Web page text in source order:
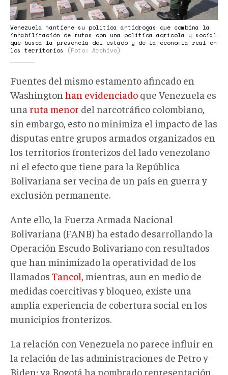
Venezuela mantiene su política antidrogas que combina la
inhabilitación de rutas con una política agrícola y social
que busca la presencia del estado y de la economía real en
los territorios
(Foto: Archivo)
Fuentes del mismo estamento afincado en
Washington han evidenciado que Venezuela es
una ruta menor del narcotráfico colombiano,
sin embargo, esto no minimiza el impacto de las
disputas entre grupos armados organizados en
los territorios fronterizos del lado venezolano
ni el efecto que tiene para la República
Bolivariana ser vecina de un país en guerra y
exclusión permanente.
Ante ello, la Fuerza Armada Nacional
Bolivariana (FANB) ha estado desarrollando la
Operación Escudo Bolivariano con resultados
que han minimizado la operatividad de los
llamados Tancol, mientras, aun en medio de
medidas coercitivas y bloqueo, existe una
amplia experiencia de cobertura social en los
municipios fronterizos.
La relación con Venezuela no parece influir en
la relación de las administraciones de Petro y
Biden; ya Bogotá ha nombrado representación